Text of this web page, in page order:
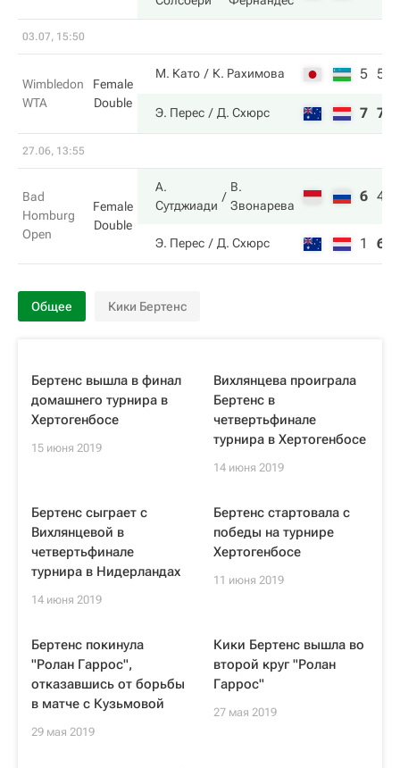
03.07, 15:50
Wimbledon
WTA
Female
Double
М. Като К. Рахимова 5 5
Э. Перес Д. Схюрс 7 7
27.06, 13:55
Bad
Homburg
Open
Female
Double
А.
Сутджиади
В.
Звонарева
6 4
Э. Перес Д. Схюрс 1 6
Общее Кики Бертенс
Бертенс вышла в финал
домашнего турнира в
Хертогенбосе
15 июня 2019
Вихлянцева проиграла
Бертенс в
четвертьфинале
турнира в Хертогенбосе
14 июня 2019
Бертенс сыграет с
Вихлянцевой в
четвертьфинале
турнира в Нидерландах
14 июня 2019
Бертенс стартовала с
победы на турнире
Хертогенбосе
11 июня 2019
Бертенс покинула
"Ролан Гаррос",
отказавшись от борьбы
в матче с Кузьмовой
29 мая 2019
Кики Бертенс вышла во
второй круг "Ролан
Гаррос"
27 мая 2019